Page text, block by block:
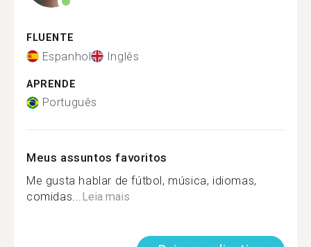
FLUENTE
Espanhol Inglês
APRENDE
Português
Meus assuntos favoritos
Me gusta hablar de fútbol, música, idiomas,
comidas...Leia mais